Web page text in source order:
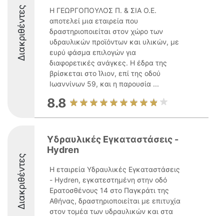
Διακριθέντες
Η ΓΕΩΡΓΟΠΟΥΛΟΣ Π. & ΣΙΑ Ο.Ε.
αποτελεί μια εταιρεία που
δραστηριοποιείται στον χώρο των
υδραυλικών προϊόντων και υλικών, με
ευρύ φάσμα επιλογών για
διαφορετικές ανάγκες. Η έδρα της
βρίσκεται στο Ίλιον, επί της οδού
Ιωαννίνων 59, και η παρουσία ...
8.8
Διακριθέντες
Υδραυλικές Εγκαταστάσεις -
Hydren
Η εταιρεία Υδραυλικές Εγκαταστάσεις
- Hydren, εγκατεστημένη στην οδό
Ερατοσθένους 14 στο Παγκράτι της
Αθήνας, δραστηριοποιείται με επιτυχία
στον τομέα των υδραυλικών και στα